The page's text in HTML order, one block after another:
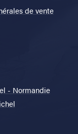
de vente
- Normandie